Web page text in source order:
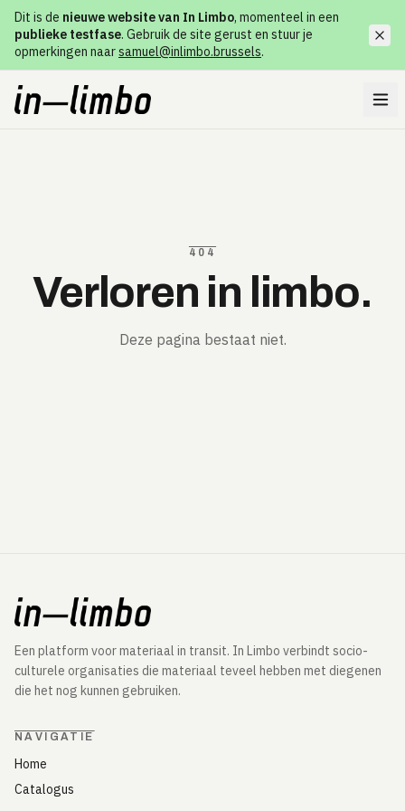
Dit is de nieuwe website van In Limbo, momenteel in een
publieke testfase. Gebruik de site gerust en stuur je
opmerkingen naarsamuel@inlimbo.brussels.
404
Verloren in limbo.
Deze pagina bestaat niet.
Een platform voor materiaal in transit. In Limbo verbindt socio-
culturele organisaties die materiaal teveel hebben met diegenen
die het nog kunnen gebruiken.
NAVIGATIE
Home
Catalogus